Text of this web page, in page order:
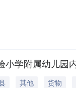
育局平邑县第八实
学附属幼儿园
其他
货物